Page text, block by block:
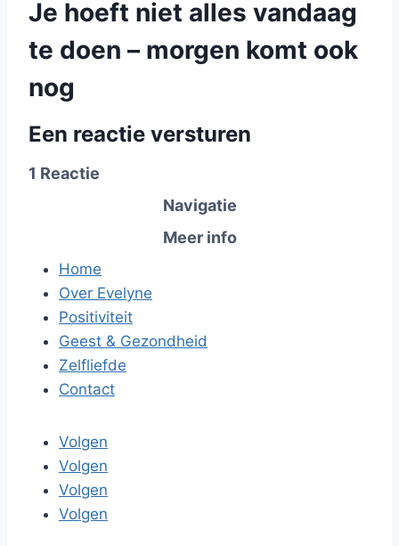
Je hoeft niet alles vandaag
te doen – morgen komt ook
nog
Een reactie versturen
1 Reactie
Navigatie
Meer info
Home
Over Evelyne
Positiviteit
Geest & Gezondheid
Zelfliefde
Contact
Volgen
Volgen
Volgen
Volgen